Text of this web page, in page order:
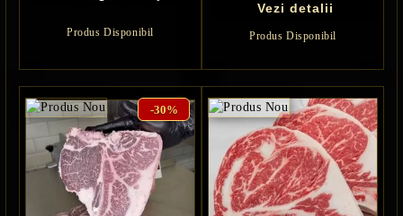
Produs Disponibil
Vezi detalii
Produs Disponibil
-30%